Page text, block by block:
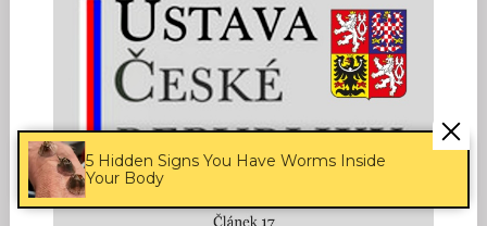
5 Hidden Signs You Have Worms Inside
Your Body